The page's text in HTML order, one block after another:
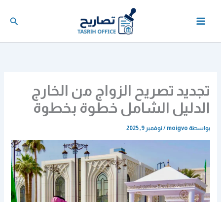
تجديد تصريح الزواج من الخارج
الدليل الشامل خطوة بخطوة
بواسطة moigvo
/نوفمبر 9, 2025